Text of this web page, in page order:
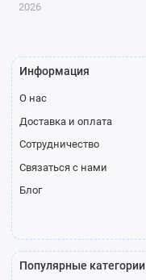
2026
Информация
О нас
Доставка и оплата
Сотрудничество
Связаться с нами
Блог
Популярные категории